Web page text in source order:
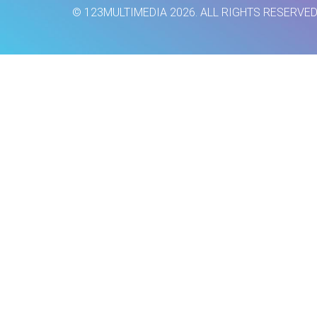
© 123MULTIMEDIA 2026. ALL RIGHTS RESERVED